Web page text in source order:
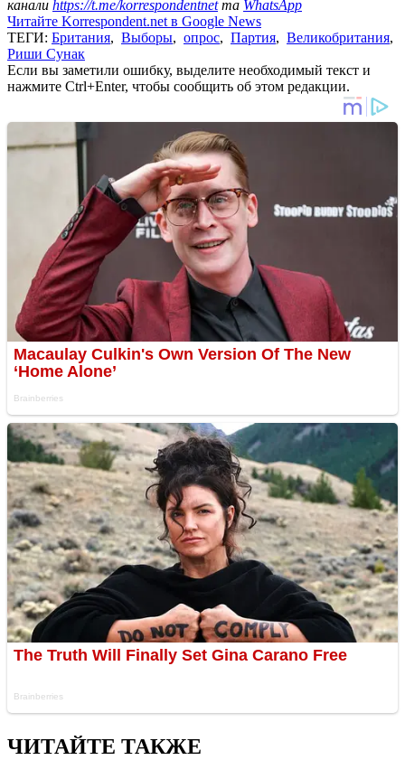
канали https://t.me/korrespondentnetта WhatsApp
Читайте Korrespondent.net в Google News
ТЕГИ: Британия, Выборы, опрос, Партия, Великобритания,
Риши Сунак
Если вы заметили ошибку, выделите необходимый текст и
нажмите Ctrl+Enter, чтобы сообщить об этом редакции.
ЧИТАЙТЕ ТАКЖЕ